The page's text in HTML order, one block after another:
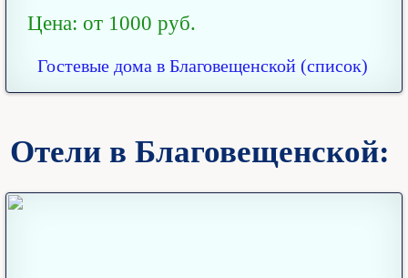
Цена: от 1000 руб.
Гостевые дома в Благовещенской (список)
Отели в Благовещенской: